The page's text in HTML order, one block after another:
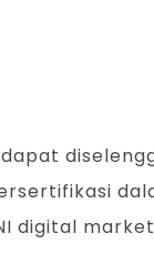
digital